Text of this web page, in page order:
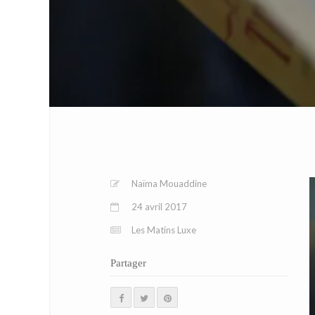
Naïma Mouaddine
24 avril 2017
Les Matins Luxe
Partager